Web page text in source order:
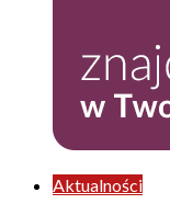
Aktualności